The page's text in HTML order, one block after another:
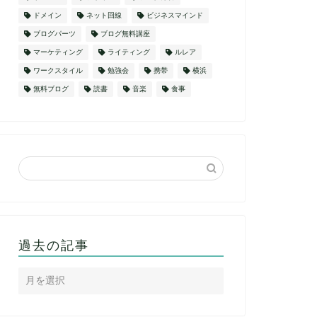
ドメイン ネット回線 ビジネスマインド
ブログパーツ ブログ無料講座
マーケティング ライティング ルレア
ワークスタイル 勉強会 携帯 横浜
無料ブログ 読書 音楽 食事
過去の記事